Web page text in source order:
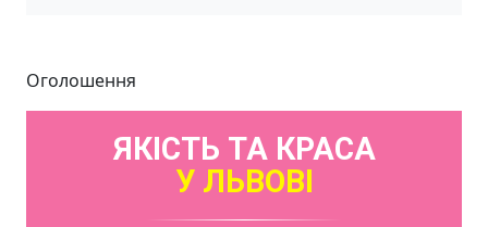
Оголошення